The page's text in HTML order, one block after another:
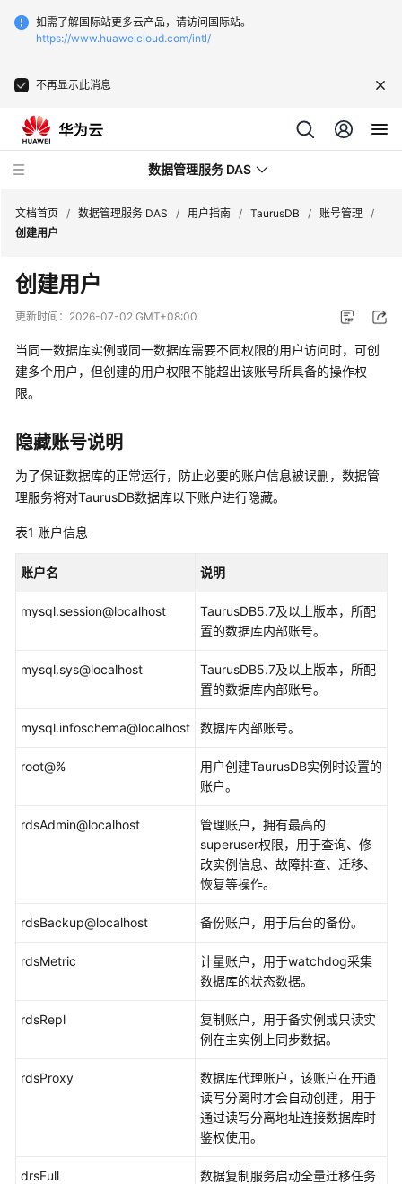
如需了解国际站更多云产品，请访问国际站。
https://www.huaweicloud.com/intl/
不再显示此消息
数据管理服务 DAS
最
新
动
产
绍
计
费
明
快
入
用
南
通
授
的
限
录
RDS
文档首页 / 数据管理服务 DAS / 用户指南 / TaurusDB / 账号管理 /
创建用户
创建用户
更新时间： 2026-07-02 GMT+08:00
当同一数据库实例或同一数据库需要不同权限的用户访问时，可创
建多个用户，但创建的用户权限不能超出该账号所具备的操作权
限。
隐藏账号说明
为了保证数据库的正常运行，防止必要的账户信息被误删，数据管
理服务将对TaurusDB数据库以下账户进行隐藏。
表1 账户信息
账户名 说明
mysql.session@localhost
TaurusDB5.7及以上版本，所配
置的数据库内部账号。
mysql.sys@localhost
TaurusDB5.7及以上版本，所配
置的数据库内部账号。
mysql.infoschema@localhost 数据库内部账号。
root@%
用户创建TaurusDB实例时设置的
账户。
rdsAdmin@localhost
管理账户，拥有最高的
superuser权限，用于查询、修
改实例信息、故障排查、迁移、
恢复等操作。
rdsBackup@localhost 备份账户，用于后台的备份。
rdsMetric
计量账户，用于watchdog采集
数据库的状态数据。
rdsRepl
复制账户，用于备实例或只读实
例在主实例上同步数据。
rdsProxy
数据库代理账户，该账户在开通
读写分离时才会自动创建，用于
通过读写分离地址连接数据库时
鉴权使用。
drsFull
数据复制服务启动全量迁移任务